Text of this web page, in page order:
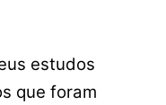
estudos
que foram